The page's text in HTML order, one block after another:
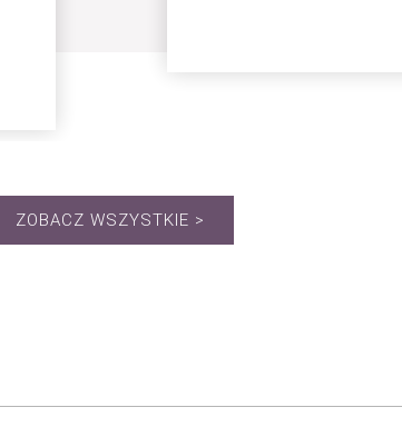
ZOBACZ WSZYSTKIE >